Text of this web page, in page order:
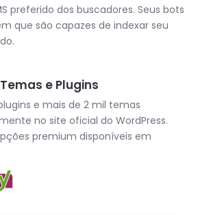
preferido dos buscadores. Seus bots
que são capazes de indexar seu
e Plugins
e mais de 2 mil temas
no site oficial do WordPress.
premium disponíveis em